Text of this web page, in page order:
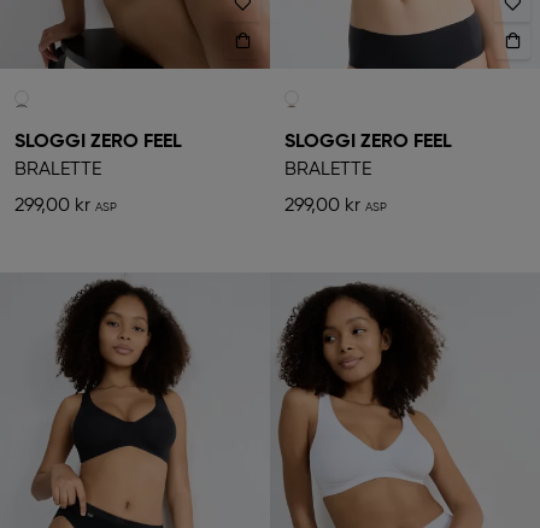
SLOGGI ZERO FEEL
BRALETTE
299,00 kr
SLOGGI ZERO FEEL
BRALETTE
299,00 kr